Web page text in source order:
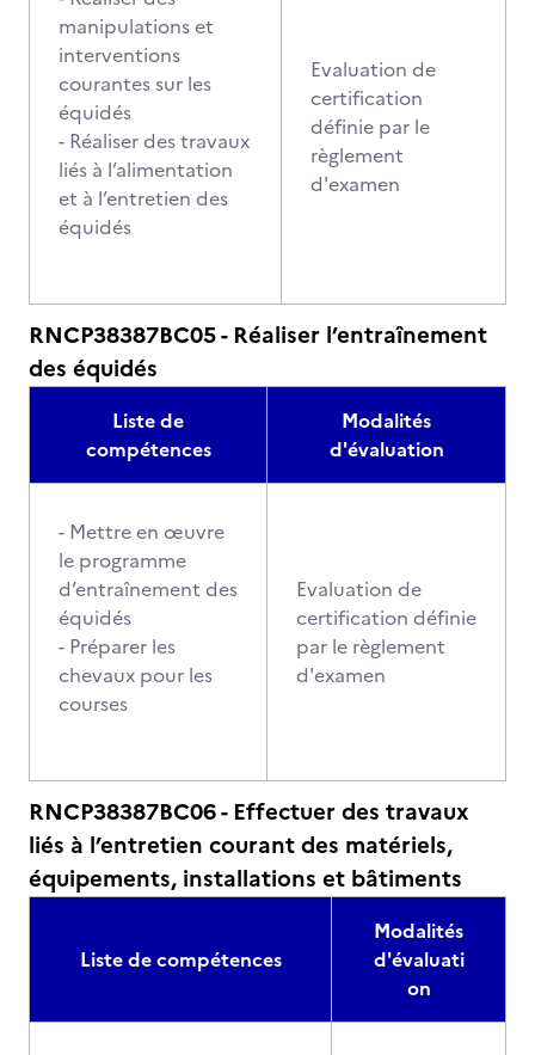
manipulations et
interventions
courantes sur les
équidés
- Réaliser des travaux
liés à l’alimentation
et à l’entretien des
équidés
Evaluation de
certification
définie par le
règlement
d'examen
RNCP38387BC05 - Réaliser l’entraînement
des équidés
Liste de
compétences
Modalités
d'évaluation
- Mettre en œuvre
le programme
d’entraînement des
équidés
- Préparer les
chevaux pour les
courses
Evaluation de
certification définie
par le règlement
d'examen
RNCP38387BC06 - Effectuer des travaux
liés à l’entretien courant des matériels,
équipements, installations et bâtiments
Liste de compétences
Modalités
d'évaluati
on